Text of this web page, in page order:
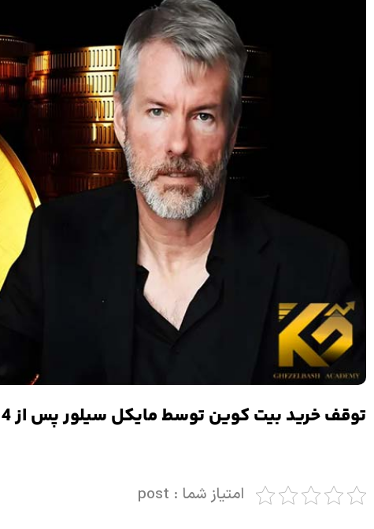
توقف خرید بیت کوین توسط مایکل سیلور پس از 4 هفته
امتیاز شما : post